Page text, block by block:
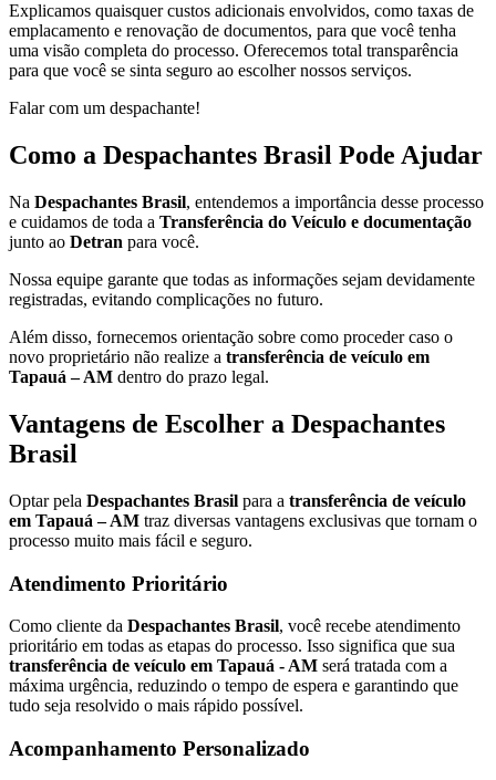
Explicamos quaisquer custos adicionais envolvidos, como taxas de
emplacamento e renovação de documentos, para que você tenha
uma visão completa do processo. Oferecemos total transparência
para que você se sinta seguro ao escolher nossos serviços.
Falar com um despachante!
Como a Despachantes Brasil Pode Ajudar
Na Despachantes Brasil, entendemos a importância desse processo
e cuidamos de toda a Transferência do Veículo e documentação
junto ao Detran para você.
Nossa equipe garante que todas as informações sejam devidamente
registradas, evitando complicações no futuro.
Além disso, fornecemos orientação sobre como proceder caso o
novo proprietário não realize a transferência de veículo em
Tapauá – AM dentro do prazo legal.
Vantagens de Escolher a Despachantes
Brasil
Optar pela Despachantes Brasil para a transferência de veículo
em Tapauá – AM traz diversas vantagens exclusivas que tornam o
processo muito mais fácil e seguro.
Atendimento Prioritário
Como cliente da Despachantes Brasil, você recebe atendimento
prioritário em todas as etapas do processo. Isso significa que sua
transferência de veículo em Tapauá - AM será tratada com a
máxima urgência, reduzindo o tempo de espera e garantindo que
tudo seja resolvido o mais rápido possível.
Acompanhamento Personalizado